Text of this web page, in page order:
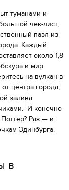
туманами и
чек-лист,
пазл из
Каждый
около 1,8
и мир
на вулкан в
центра города,
залива
И конечно
Раз — и
Эдинбурга.
в